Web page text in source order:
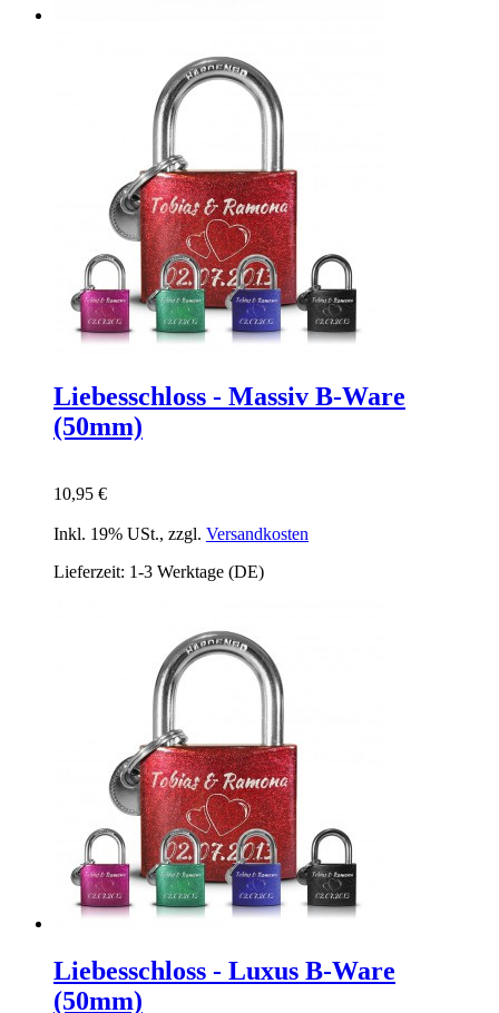
Liebesschloss - Massiv B-Ware
(50mm)
10,95 €
Inkl. 19% USt., zzgl. Versandkosten
Lieferzeit: 1-3 Werktage (DE)
Liebesschloss - Luxus B-Ware
(50mm)